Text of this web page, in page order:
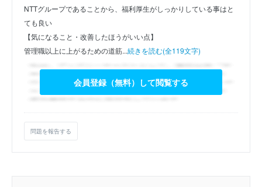
NTTグループであることから、福利厚生がしっかりしている事はと
ても良い
【気になること・改善したほうがいい点】
管理職以上に上がるための道筋...続きを読む(全119文字)
会員登録（無料）して閲覧する
問題を報告する